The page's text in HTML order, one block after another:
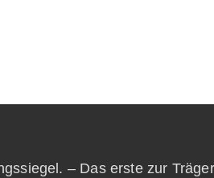
– Das erste zur